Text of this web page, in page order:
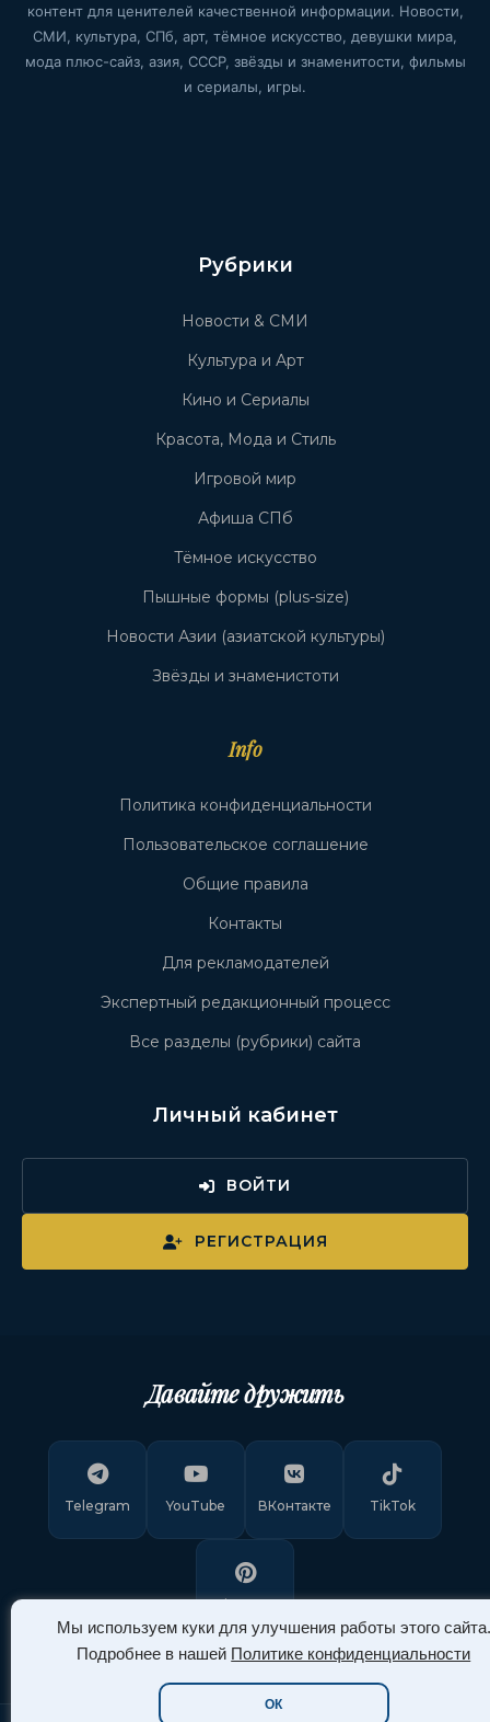
Мы используем куки для улучшения работы этого сайта.
Подробнее в нашей Политике конфиденциальности
ОК
контент для ценителей качественной информации. Новости,
СМИ, культура, СПб, арт, тёмное искусство, девушки мира,
мода плюс-сайз, азия, СССР, звёзды и знаменитости, фильмы
и сериалы, игры.
Рубрики
Новости & СМИ
Культура и Арт
Кино и Сериалы
Красота, Мода и Стиль
Игровой мир
Афиша СПб
Тёмное искусство
Пышные формы (plus-size)
Новости Азии (азиатской культуры)
Звёзды и знаменистоти
Info
Политика конфиденциальности
Пользовательское соглашение
Общие правила
Контакты
Для рекламодателей
Экспертный редакционный процесс
Все разделы (рубрики) сайта
Личный кабинет
ВОЙТИ
РЕГИСТРАЦИЯ
Давайте дружить
Telegram YouTube ВКонтакте TikTok
Pinterest